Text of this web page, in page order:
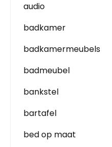
audio
badkamer
badkamermeubels
badmeubel
bankstel
bartafel
bed op maat